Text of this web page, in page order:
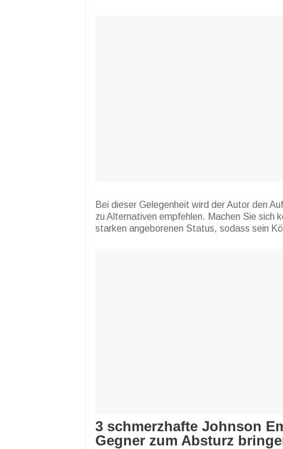
Bei dieser Gelegenheit wird der Autor den
zu Alternativen empfehlen. Machen Sie sich
starken angeborenen Status, sodass sein
3 schmerzhafte Johnson
Gegner zum Absturz